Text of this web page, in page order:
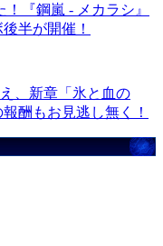
『鋼嵐 - メカラシ』
半が開催！
、新章「氷と血の
酬もお見逃し無く！